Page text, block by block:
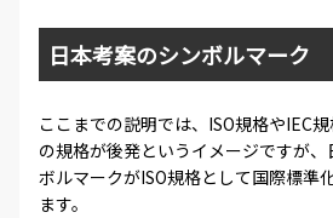
日本考案のシンボルマーク
ここまでの説明では、ISO規格やIEC
の規格が後発というイメージですが
ボルマークがISO規格として国際標準
ます。